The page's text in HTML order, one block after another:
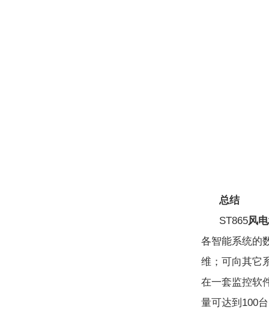
总结
ST865风
各智能系统的
维；可向其它
在一套监控软
量可达到100